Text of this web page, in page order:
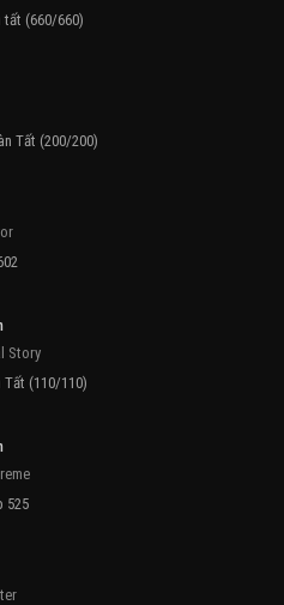
tất (660/660)
Tất (200/200)
Story
Tất (110/110)
525